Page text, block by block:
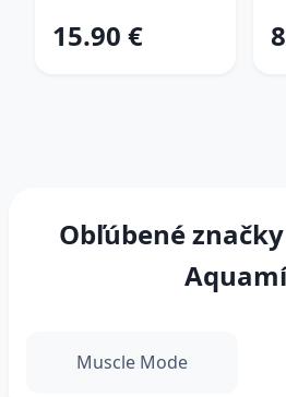
15.90 €
Obľúbené
Muscle Mode